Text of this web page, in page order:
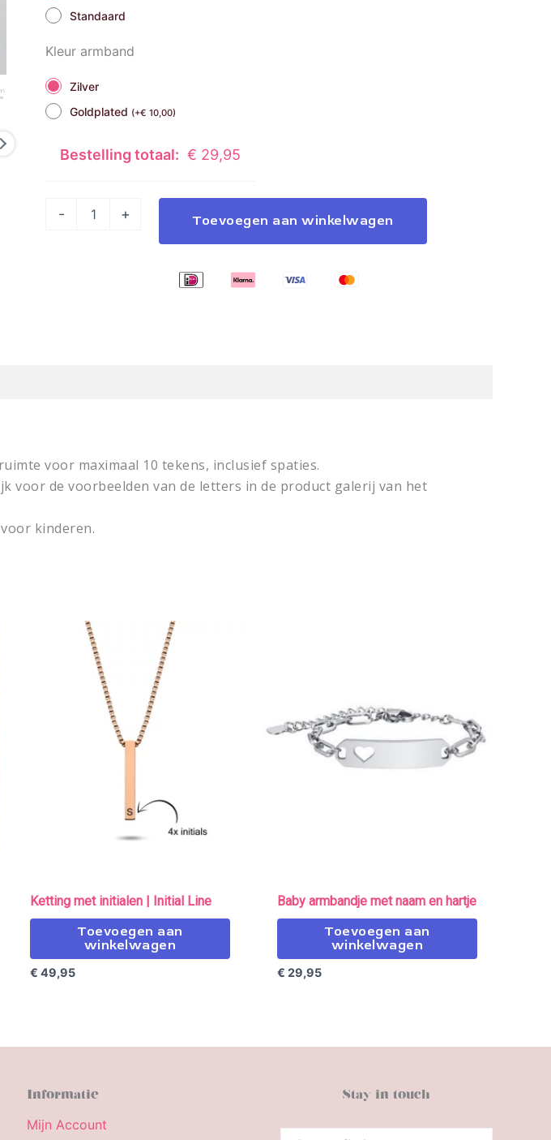
Standaard
Kleur armband
Zilver
Goldplated (+€ 10,00)
Bestelling totaal: € 29,95
- + Toevoegen aan winkelwagen
voor maximaal 10 tekens, inclusief spaties.
voor de voorbeelden van de letters in de product galerij van het
kinderen.
Ketting met initialen | Initial Line
Toevoegen aan
winkelwagen
€ 49,95
Baby armbandje met naam en hartje
Toevoegen aan
winkelwagen
€ 29,95
Informatie
Mijn Account
Stay in touch